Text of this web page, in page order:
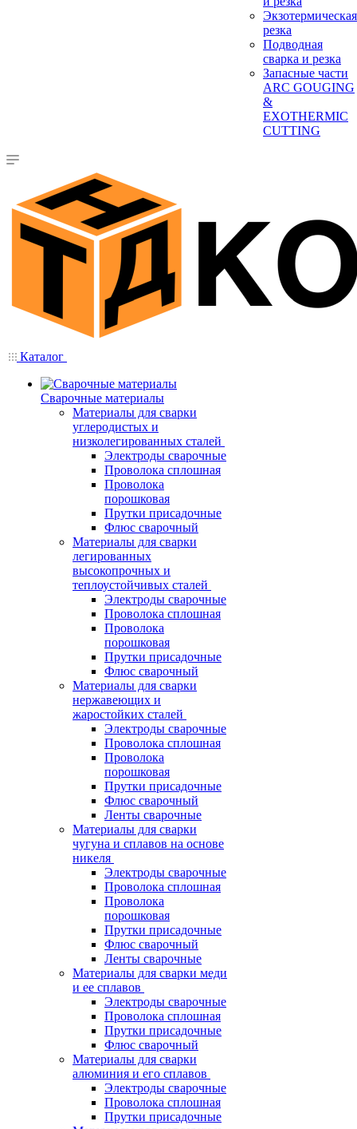
Экзотермическая
резка
Подводная
сварка и резка
Запасные части
ARC GOUGING
&
EXOTHERMIC
CUTTING
Каталог
Сварочные материалы
Материалы для сварки
углеродистых и
низколегированных сталей
Электроды сварочные
Проволока сплошная
Проволока
порошковая
Прутки присадочные
Флюс сварочный
Материалы для сварки
легированных
высокопрочных и
теплоустойчивых сталей
Электроды сварочные
Проволока сплошная
Проволока
порошковая
Прутки присадочные
Флюс сварочный
Материалы для сварки
нержавеющих и
жаростойких сталей
Электроды сварочные
Проволока сплошная
Проволока
порошковая
Прутки присадочные
Флюс сварочный
Ленты сварочные
Материалы для сварки
чугуна и сплавов на основе
никеля
Электроды сварочные
Проволока сплошная
Проволока
порошковая
Прутки присадочные
Флюс сварочный
Ленты сварочные
Материалы для сварки меди
и ее сплавов
Электроды сварочные
Проволока сплошная
Прутки присадочные
Флюс сварочный
Материалы для сварки
алюминия и его сплавов
Электроды сварочные
Проволока сплошная
Прутки присадочные